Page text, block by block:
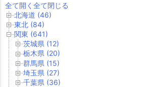
全て開く 全て閉じる
北海道 (46)
東北 (84)
関東 (641)
茨城県 (12)
栃木県 (20)
群馬県 (15)
埼玉県 (27)
千葉県 (36)